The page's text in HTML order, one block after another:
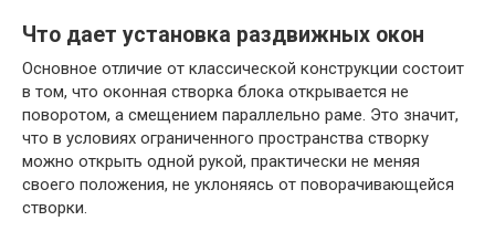
Что дает установка раздвижных окон
Основное отличие от классической конструкции состоит
в том, что оконная створка блока открывается не
поворотом, а смещением параллельно раме. Это значит,
что в условиях ограниченного пространства створку
можно открыть одной рукой, практически не меняя
своего положения, не уклоняясь от поворачивающейся
створки.